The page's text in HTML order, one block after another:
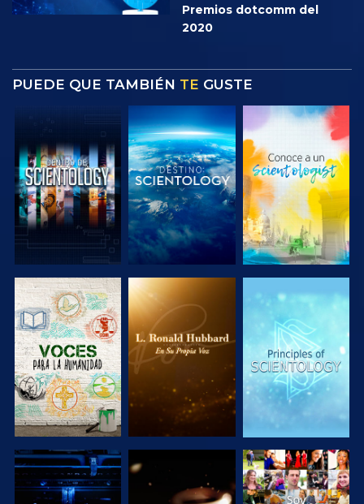
Premios dotcomm del
2020
PUEDE QUE TAMBIÉN TE GUSTE
EXPLORA LAS
SERIES
EXPLORA LAS
SERIES
EXPLORA LAS
SERIES
EXPLORA LAS
EXPLORA LAS
VE